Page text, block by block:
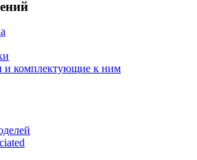
и комплектующие к ним